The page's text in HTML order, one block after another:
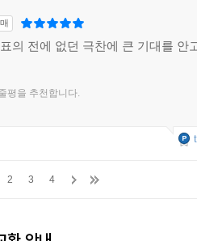
의 전에 없던 극찬에 큰 기대를 안
평을 추천합니다.
2 3 4